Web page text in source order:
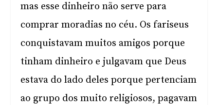
mas esse dinheiro não serve para
comprar moradias no céu. Os fariseus
conquistavam muitos amigos porque
tinham dinheiro e julgavam que Deus
estava do lado deles porque pertenciam
ao grupo dos muito religiosos, pagavam